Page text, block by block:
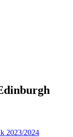
2023/2024